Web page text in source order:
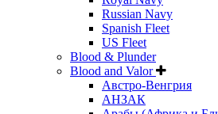
Russian Navy
Spanish Fleet
US Fleet
Blood & Plunder
Blood and Valor
Австро-Венгрия
АНЗАК